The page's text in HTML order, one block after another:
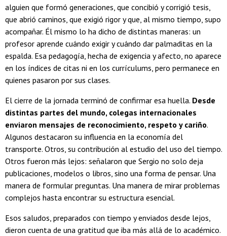
alguien que formó generaciones, que concibió y corrigió tesis,
que abrió caminos, que exigió rigor y que, al mismo tiempo, supo
acompañar. Él mismo lo ha dicho de distintas maneras: un
profesor aprende cuándo exigir y cuándo dar palmaditas en la
espalda. Esa pedagogía, hecha de exigencia y afecto, no aparece
en los índices de citas ni en los currículums, pero permanece en
quienes pasaron por sus clases.
El cierre de la jornada terminó de confirmar esa huella. Desde
distintas partes del mundo, colegas internacionales
enviaron mensajes de reconocimiento, respeto y cariño.
Algunos destacaron su influencia en la economía del
transporte. Otros, su contribución al estudio del uso del tiempo.
Otros fueron más lejos: señalaron que Sergio no solo deja
publicaciones, modelos o libros, sino una forma de pensar. Una
manera de formular preguntas. Una manera de mirar problemas
complejos hasta encontrar su estructura esencial.
Esos saludos, preparados con tiempo y enviados desde lejos,
dieron cuenta de una gratitud que iba más allá de lo académico.